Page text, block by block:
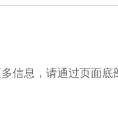
信息，请通过页面底